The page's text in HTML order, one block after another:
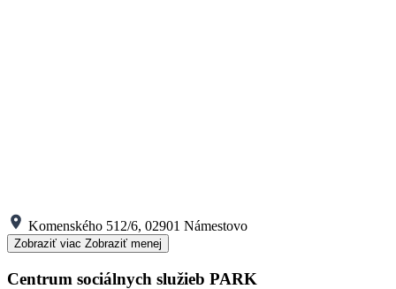
Komenského 512/6, 02901 Námestovo
Zobraziť viac Zobraziť menej
Centrum sociálnych služieb PARK